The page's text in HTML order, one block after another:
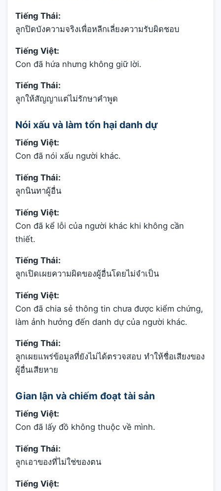
Tiếng Thái:
ลูกปิดบังความจริงเพื่อหลีกเลี่ยงความรับผิดชอบ
Tiếng Việt:
Con đã hứa nhưng không giữ lời.
Tiếng Thái:
ลูกให้สัญญาแต่ไม่รักษาคำพูด
Nói xấu và làm tổn hại danh dự
Tiếng Việt:
Con đã nói xấu người khác.
Tiếng Thái:
ลูกนินทาผู้อื่น
Tiếng Việt:
Con đã kể lỗi của người khác khi không cần
thiết.
Tiếng Thái:
ลูกเปิดเผยความผิดของผู้อื่นโดยไม่จำเป็น
Tiếng Việt:
Con đã chia sẻ thông tin chưa được kiểm chứng,
làm ảnh hưởng đến danh dự của người khác.
Tiếng Thái:
ลูกเผยแพร่ข้อมูลที่ยังไม่ได้ตรวจสอบ ทำให้ชื่อเสียงของ
ผู้อื่นเสียหาย
Gian lận và chiếm đoạt tài sản
Tiếng Việt:
Con đã lấy đồ không thuộc về mình.
Tiếng Thái:
ลูกเอาของที่ไม่ใช่ของตน
Tiếng Việt: